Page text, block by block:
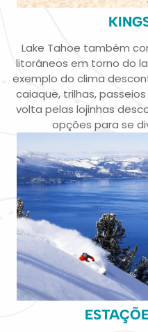
Lake Tahoe também
litorâneos em torno do
exemplo do clima
caiaque, trilhas,
volta pelas lojinhas
opções para se